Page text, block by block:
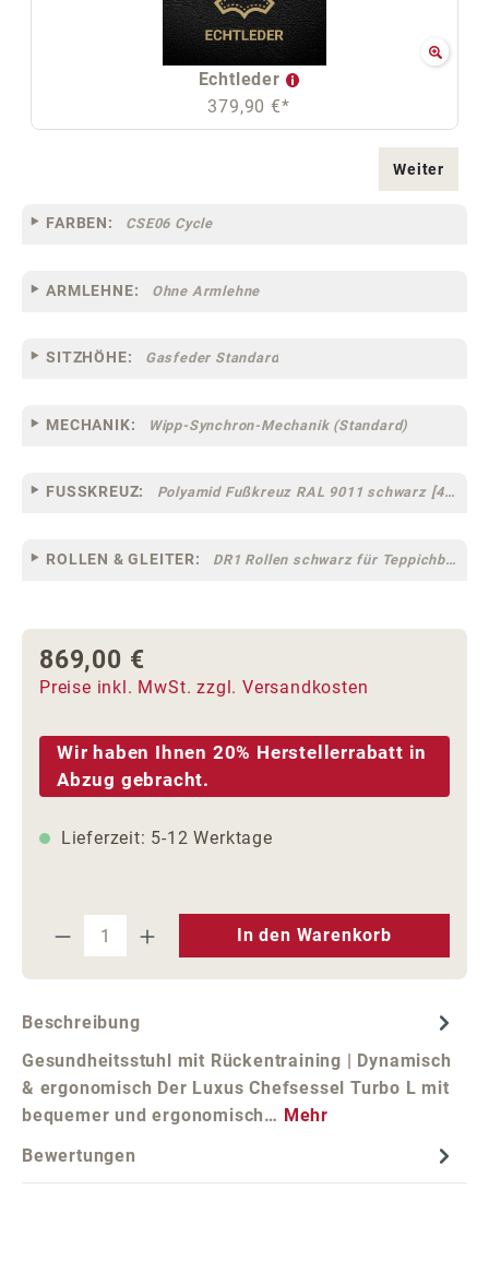
Echtleder
379,90 €*
Weiter
FARBEN: CSE06 Cycle
ARMLEHNE: Ohne Armlehne
SITZHÖHE: Gasfeder Standard
MECHANIK: Wipp-Synchron-Mechanik (Standard)
FUSSKREUZ: Polyamid Fußkreuz RAL 9011 schwarz [44]
ROLLEN & GLEITER: DR1 Rollen schwarz für Teppichböden [10]
Regulärer Preis:
869,00 €
Preise inkl. MwSt. zzgl. Versandkosten
Wir haben Ihnen 20% Herstellerrabatt in
Abzug gebracht.
Lieferzeit: 5-12 Werktage
Produkt Anzahl: Gib den
In den Warenkorb
Beschreibung
Gesundheitsstuhl mit Rückentraining | Dynamisch
& ergonomisch Der Luxus Chefsessel Turbo L mit
bequemer und ergonomisch… Mehr
Bewertungen